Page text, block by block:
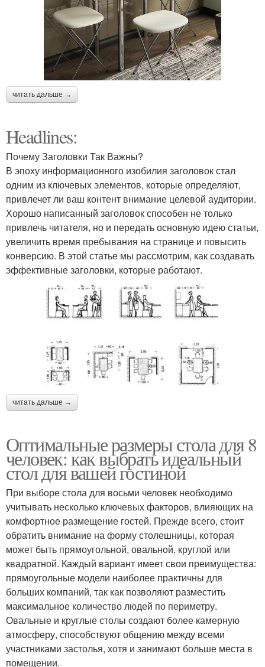
читать дальше →
Headlines:
Почему Заголовки Так Важны?
В эпоху информационного изобилия заголовок стал
одним из ключевых элементов, которые определяют,
привлечет ли ваш контент внимание целевой аудитории.
Хорошо написанный заголовок способен не только
привлечь читателя, но и передать основную идею статьи,
увеличить время пребывания на странице и повысить
конверсию. В этой статье мы рассмотрим, как создавать
эффективные заголовки, которые работают.
читать дальше →
Оптимальные размеры стола для 8
человек: как выбрать идеальный
стол для вашей гостиной
При выборе стола для восьми человек необходимо
учитывать несколько ключевых факторов, влияющих на
комфортное размещение гостей. Прежде всего, стоит
обратить внимание на форму столешницы, которая
может быть прямоугольной, овальной, круглой или
квадратной. Каждый вариант имеет свои преимущества:
прямоугольные модели наиболее практичны для
больших компаний, так как позволяют разместить
максимальное количество людей по периметру.
Овальные и круглые столы создают более камерную
атмосферу, способствуют общению между всеми
участниками застолья, хотя и занимают больше места в
помещении.